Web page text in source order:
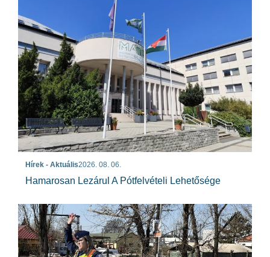
Hírek - Aktuális2026. 08. 06.
Hamarosan Lezárul A Pótfelvételi Lehetősége